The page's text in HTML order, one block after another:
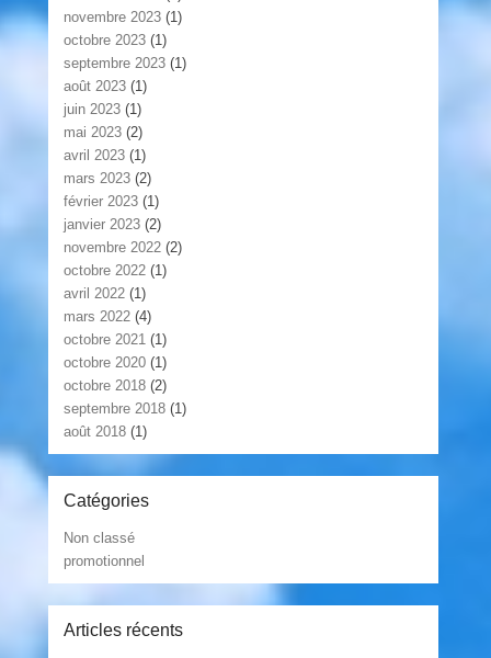
novembre 2023 (1)
octobre 2023 (1)
septembre 2023 (1)
août 2023 (1)
juin 2023 (1)
mai 2023 (2)
avril 2023 (1)
mars 2023 (2)
février 2023 (1)
janvier 2023 (2)
novembre 2022 (2)
octobre 2022 (1)
avril 2022 (1)
mars 2022 (4)
octobre 2021 (1)
octobre 2020 (1)
octobre 2018 (2)
septembre 2018 (1)
août 2018 (1)
Catégories
Non classé
promotionnel
Articles récents